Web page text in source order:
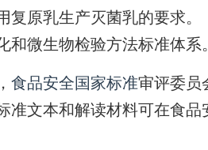
复原乳生产灭菌乳的要求
和微生物检验方法标准体系
食品安全国家标准审评委员
准文本和解读材料可在食品